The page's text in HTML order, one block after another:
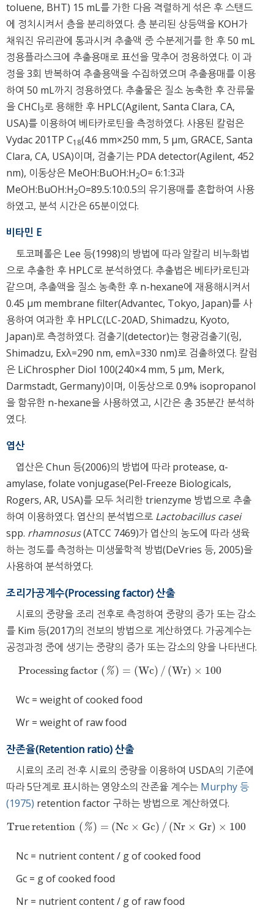
toluene, BHT) 15 mL를 가한 다음 격렬하게 섞은 후 스탠드
에 정치시켜서 층을 분리하였다. 층 분리된 상등액을 KOH가
채워진 유리관에 통과시켜 추출액 중 수분제거를 한 후 50 mL
정용플라스크에 추출용매로 표선을 맞추어 정용하였다. 이 과
정을 3회 반복하여 추출용액을 수집하였으며 추출용매를 이용
하여 50 mL까지 정용하였다. 추출물은 질소 농축한 후 잔류물
을 CHCl3로 용해한 후 HPLC(Agilent, Santa Clara, CA,
USA)를 이용하여 베타카로틴을 측정하였다. 사용된 칼럼은
Vydac 201TP C18(4.6 mm×250 mm, 5 μm, GRACE, Santa
Clara, CA, USA)이며, 검출기는 PDA detector(Agilent, 452
nm), 이동상은 MeOH:BuOH:H2O= 6:1:3과
MeOH:BuOH:H2O=89.5:10:0.5의 유기용매를 혼합하여 사용
하였고, 분석 시간은 65분이었다.
비타민 E
토코페롤은 Lee 등(1998)의 방법에 따라 알칼리 비누화법
으로 추출한 후 HPLC로 분석하였다. 추출법은 베타카로틴과
같으며, 추출액을 질소 농축한 후 n-hexane에 재용해시켜서
0.45 μm membrane filter(Advantec, Tokyo, Japan)를 사
용하여 여과한 후 HPLC(LC-20AD, Shimadzu, Kyoto,
Japan)로 측정하였다. 검출기(detector)는 형광검출기(링,
Shimadzu, Exλ=290 nm, emλ=330 nm)로 검출하였다. 칼럼
은 LiChrospher Diol 100(240×4 mm, 5 μm, Merk,
Darmstadt, Germany)이며, 이동상으로 0.9% isopropanol
을 함유한 n-hexane을 사용하였고, 시간은 총 35분간 분석하
였다.
엽산
엽산은 Chun 등(2006)의 방법에 따라 protease, α-
amylase, folate vonjugase(Pel-Freeze Biologicals,
Rogers, AR, USA)를 모두 처리한 trienzyme 방법으로 추출
하여 이용하였다. 엽산의 분석법으로 Lactobacillus casei
spp. rhamnosus(ATCC 7469)가 엽산의 농도에 따라 생육
하는 정도를 측정하는 미생물학적 방법(DeVries 등, 2005)을
사용하여 분석하였다.
조리가공계수(Processing factor) 산출
시료의 중량을 조리 전후로 측정하여 중량의 증가 또는 감소
를 Kim 등(2017)의 전보의 방법으로 계산하였다. 가공계수는
공정과정 중에 생기는 중량의 증가 또는 감소의 양을 나타낸다.
Processingfactor ( %) = (Wc) / (Wr) × 100
Processingfactor ( %) =( Wc)/( Wr )×100
Wc = weight of cooked food
Wr = weight of raw food
잔존율(Retention ratio) 산출
시료의 조리 전·후 시료의 중량을 이용하여 USDA의 기준에
따라 5단계로 표시하는 영양소의 잔존율 계수는 Murphy 등
(1975) retention factor 구하는 방법으로 계산하였다.
Trueretention ( %) = (Nc × Gc) / (Nr × Gr) × 100
Trueretention(%)=(Nc× Gc)/( Nr×Gr) ×100
Nc = nutrient content / g of cooked food
Gc = g of cooked food
Nr = nutrient content / g of raw food